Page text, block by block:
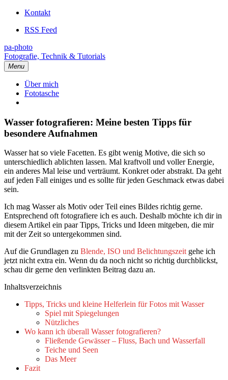
Kontakt
RSS Feed
pa-photo
Fotografie, Technik & Tutorials
Menu
Über mich
Fototasche
Wasser fotografieren: Meine besten Tipps für
besondere Aufnahmen
Wasser hat so viele Facetten. Es gibt wenig Motive, die sich so
unterschiedlich ablichten lassen. Mal kraftvoll und voller Energie,
ein anderes Mal leise und verträumt. Konkret oder abstrakt. Da geht
auf jeden Fall einiges und es sollte für jeden Geschmack etwas dabei
sein.
Ich mag Wasser als Motiv oder Teil eines Bildes richtig gerne.
Entsprechend oft fotografiere ich es auch. Deshalb möchte ich dir in
diesem Artikel ein paar Tipps, Tricks und Ideen mitgeben, die mir
mit der Zeit so untergekommen sind.
Auf die Grundlagen zu Blende, ISO und Belichtungszeitgehe ich
jetzt nicht extra ein. Wenn du da noch nicht so richtig durchblickst,
schau dir gerne den verlinkten Beitrag dazu an.
Inhaltsverzeichnis
Tipps, Tricks und kleine Helferlein für Fotos mit Wasser
Spiel mit Spiegelungen
Nützliches
Wo kann ich überall Wasser fotografieren?
Fließende Gewässer – Fluss, Bach und Wasserfall
Teiche und Seen
Das Meer
Fazit